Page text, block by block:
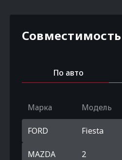
Совместимость
По авто
Марка Модель
FORD Fiesta
MAZDA 2